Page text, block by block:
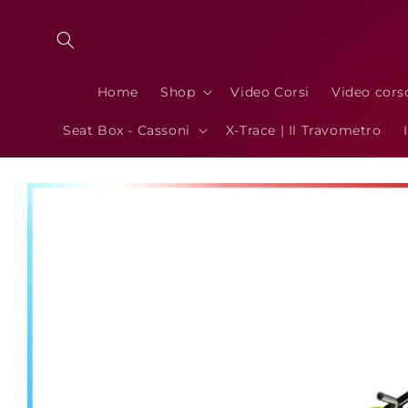
ai contenuti
Home Shop Video Corsi Video
Seat Box - Cassoni X-Trace | Il Travometro
Passa alle